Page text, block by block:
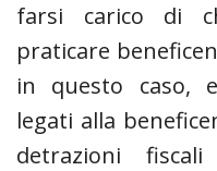
farsi carico di
praticare
in questo caso,
legati alla
detrazioni